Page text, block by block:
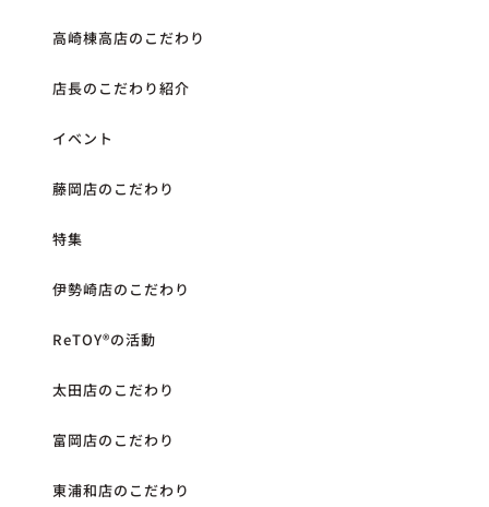
高崎棟高店のこだわり
店長のこだわり紹介
イベント
藤岡店のこだわり
特集
伊勢崎店のこだわり
ReTOY®︎の活動
太田店のこだわり
富岡店のこだわり
東浦和店のこだわり